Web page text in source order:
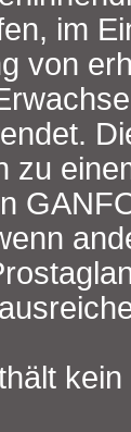
im
von
zu
kein